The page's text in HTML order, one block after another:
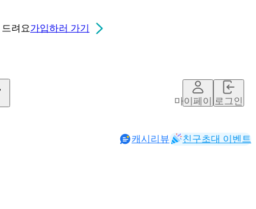
드려요가입하러 가기
마이페이지로그인
캐시리뷰 친구초대 이벤트